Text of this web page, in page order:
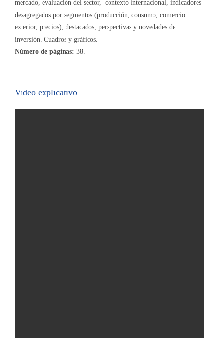
mercado, evaluación del sector, contexto internacional, indicadores
desagregados por segmentos (producción, consumo, comercio
exterior, precios), destacados, perspectivas y novedades de
inversión. Cuadros y gráficos.
Número de páginas: 38.
Video explicativo